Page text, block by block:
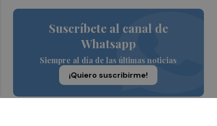
Suscríbete al canal de
Whatsapp
Siempre al día de las últimas noticias
¡Quiero suscribirme!